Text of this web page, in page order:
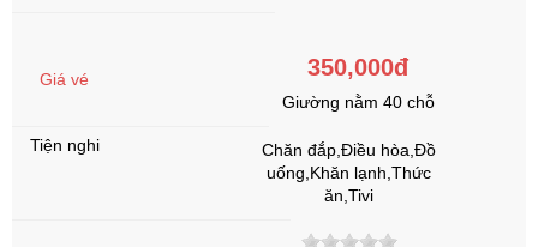
350,000đ
Giường nằm 40 chỗ
Chăn đắp,Điều hòa,Đồ
uống,Khăn lạnh,Thức
ăn,Tivi